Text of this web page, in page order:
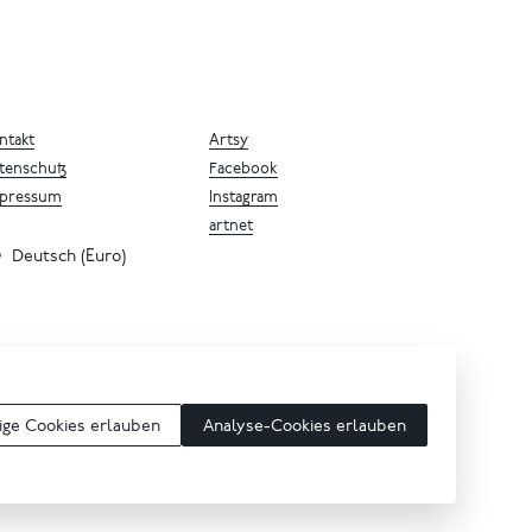
Artsy
Facebook
Instagram
artnet
Deutsch (Euro)
Cookies erlauben Analyse-Cookies erlauben